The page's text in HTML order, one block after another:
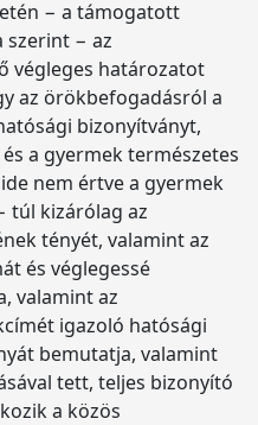
− a támogatott
szerint − az
végleges határozatot
az örökbefogadásról a
bizonyítványt,
a gyermek természetes
nem értve a gyermek
túl kizárólag az
tényét, valamint az
és véglegessé
valamint az
igazoló hatósági
bemutatja, valamint
tett, teljes bizonyító
a közös